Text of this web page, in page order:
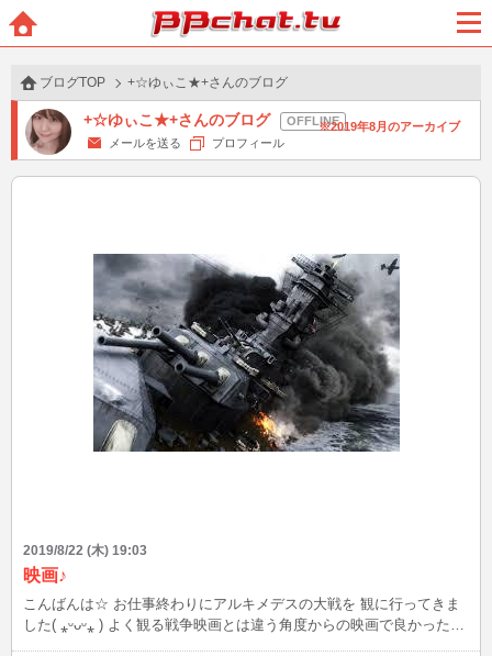
BBchatTV
ブログTOP +☆ゆぃこ★+さんのブログ
+☆ゆぃこ★+さんのブログ
2019年8月のアーカイブ
メールを送る
プロフィール
2019/8/22 (木) 19:03
映画♪
こんばんは☆ お仕事終わりにアルキメデスの大戦を 観に行ってきま
した( ⁎ᵕᴗᵕ⁎ ) よく観る戦争映画とは違う角度からの映画で良かったで